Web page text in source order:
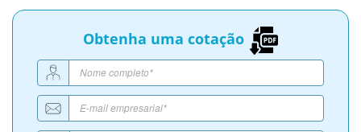
Obtenha uma cotação